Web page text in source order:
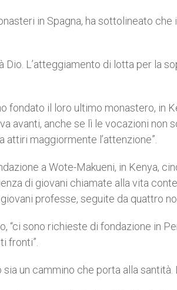
in Spagna, ha sottolineato che
Dio. L’atteggiamento di lotta per la
fondato il loro ultimo monastero, in
avanti, anche se lì le vocazioni
maggiormente l’attenzione”.
a Wote-Makueni, in Kenya,
di giovani chiamate alla vita
professe, seguite da quattro
“ci sono richieste di fondazione in
fronti”.
sia un cammino che porta alla